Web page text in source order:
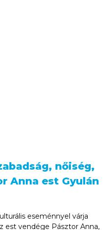
nőiség,
Anna est Gyulán
eseménnyel várja
est vendége Pásztor Anna,